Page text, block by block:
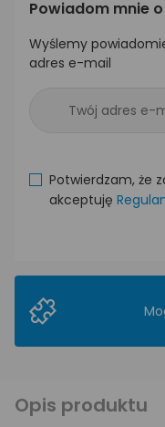
Powiadom mnie
Wyślemy
adres e-mail
Potwierdzam, że
akceptuję
Opis produktu